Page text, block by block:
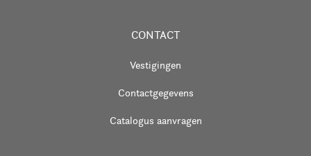
CONTACT
Vestigingen
Contactgegevens
Catalogus aanvragen